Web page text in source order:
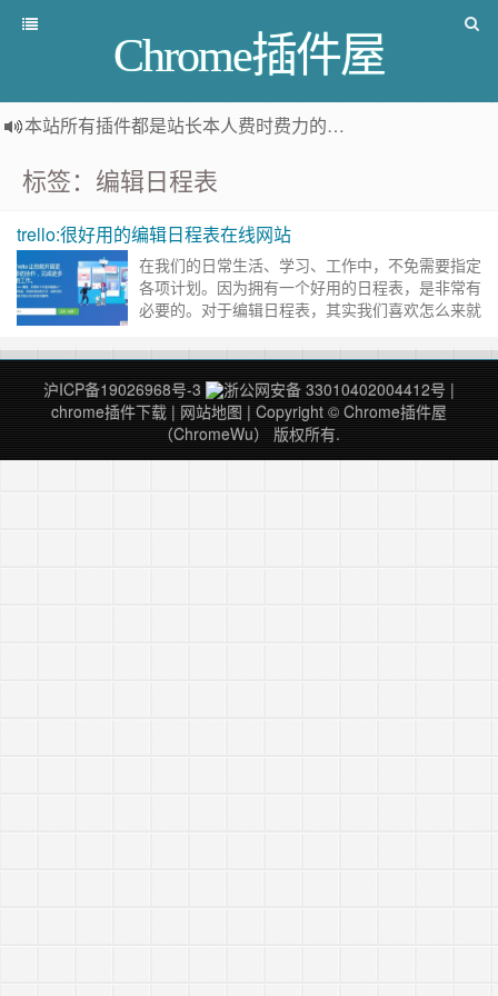
Chrome插件屋
本站所有插件都是站长本人费时费力的人工筛选推荐
标签：编辑日程表
trello:很好用的编辑日程表在线网站
在我们的日常生活、学习、工作中，不免需要指定
各项计划。因为拥有一个好用的日程表，是非常有
必要的。对于编辑日程表，其实我们喜欢怎么来就
喜欢Tr……继续阅读 »
沪ICP备19026968号-3
浙公网安备 33010402004412号 |
chrome插件下载 | 网站地图 | Copyright © Chrome插件屋
（ChromeWu） 版权所有.